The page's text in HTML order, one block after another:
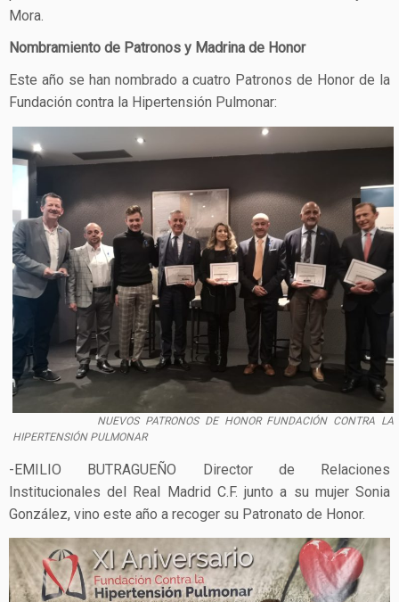
Mora.
Nombramiento de Patronos y Madrina de Honor
Este año se han nombrado a cuatro Patronos de Honor de la
Fundación contra la Hipertensión Pulmonar:
NUEVOS PATRONOS DE HONOR FUNDACIÓN CONTRA LA
HIPERTENSIÓN PULMONAR
-EMILIO BUTRAGUEÑO Director de Relaciones
Institucionales del Real Madrid C.F. junto a su mujer Sonia
González, vino este año a recoger su Patronato de Honor.